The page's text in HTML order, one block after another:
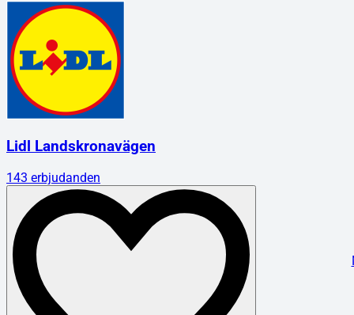
Lidl Landskronavägen
143 erbjudanden